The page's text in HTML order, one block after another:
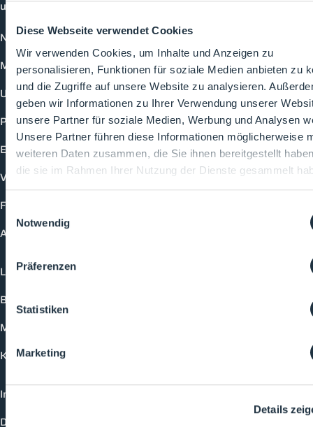
Diese Webseite verwendet Cookies
Wir verwenden Cookies, um Inhalte und Anzeigen zu
personalisieren, Funktionen für soziale Medien anbieten zu
und die Zugriffe auf unsere Website zu analysieren.
geben wir Informationen zu Ihrer Verwendung unserer
unsere Partner für soziale Medien, Werbung und Analysen
Unsere Partner führen diese Informationen möglicherweise
weiteren Daten zusammen, die Sie ihnen bereitgestellt
die sie im Rahmen Ihrer Nutzung der Dienste gesammelt
Einwilligungsauswahl
Notwendig
Präferenzen
Statistiken
Marketing
Details
und Events der Branche entdecken.
News
Mediathek
Unternehmen
Produkte
Events
Vorträge
Future-Faces
Academy
Login
Buchungsmöglichkeiten
Medienformate
Kontakt
Impressum
Datenschutzerklärung